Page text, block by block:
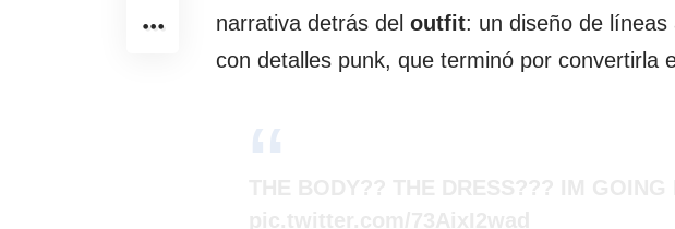
narrativa detrás del outfit: un diseño de líneas
con detalles punk, que terminó por convertirla